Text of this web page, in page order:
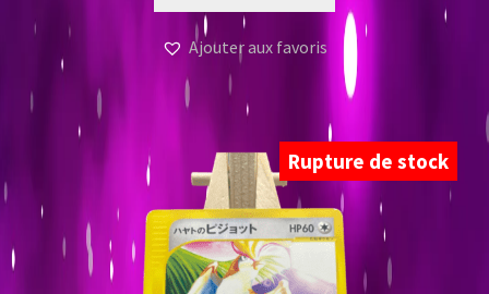
Ajouter aux favoris
Rupture de stock